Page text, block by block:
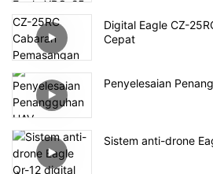
Digital Eagle CZ-
Cepat
Penyelesaian
Sistem anti-drone